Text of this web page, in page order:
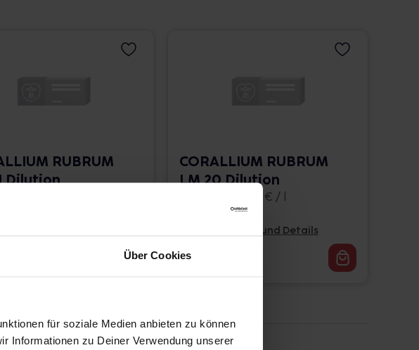
Über Cookies
für soziale Medien anbieten zu können
Informationen zu Deiner Verwendung unserer
RUBRUM
Dilution
CORALLIUM RUBRUM
LM 20 Dilution
10 ml • 1.662,00 € / l
Pflichtangaben und Details
16,62